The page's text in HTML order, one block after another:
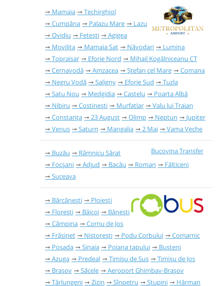
Mamaia
Techirghiol
Cumpăna
Palazu Mare
Lazu
Ovidiu
Fetești
Agigea
Movilița
Mamaia Sat Năvodari
Lumina
Topraisar
Eforie Nord
Mihail Kogălniceanu CT
Cernavodă
Amzacea Ștefan cel Mare
Comana
Negru Vodă
Saligny Eforie Sud
Tuzla
Satu Nou
Medgidia Castelu
Poarta Albă
Nibiru
Costinești Murfatlar
Valu lui Traian
Constanța
23 August Olimp Neptun
Jupiter
Venus
Saturn Mangalia 2 Mai Vama Veche
Bucovina Transfer
Buzău
Râmnicu Sărat
Focșani
Adjud Bacău Roman
Fălticeni
Suceava
Bărcănești
Ploiești
Florești
Băicoi
Bănești
Câmpina
Cornu de Jos
Frăsinet
Nistorești Podu Corbului
Comarnic
Posada
Sinaia Poiana țapului
Bușteni
Azuga
Predeal Timișu de Sus
Timișu de Jos
Brașov
Săcele
Aeroport Ghimbav-Brașov
Tărlungeni
Zizin Sînpetru Stupini Hărman